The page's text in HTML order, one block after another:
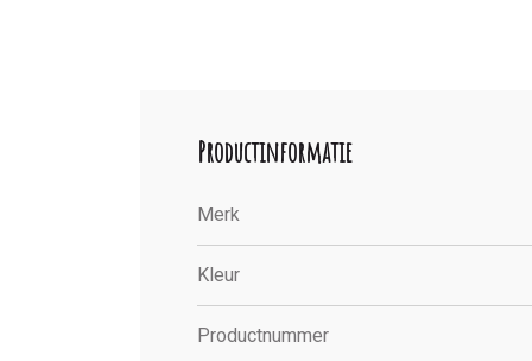
Productinformatie
Merk
Kleur
Productnummer